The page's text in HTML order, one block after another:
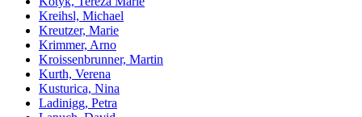
Kreihsl, Michael
Kreutzer, Marie
Krimmer, Arno
Kroissenbrunner, Martin
Kurth, Verena
Kusturica, Nina
Ladinigg, Petra